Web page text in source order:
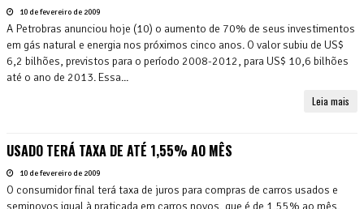
10 de fevereiro de 2009
A Petrobras anunciou hoje (10) o aumento de 70% de seus investimentos
em gás natural e energia nos próximos cinco anos. O valor subiu de US$
6,2 bilhões, previstos para o período 2008-2012, para US$ 10,6 bilhões
até o ano de 2013. Essa...
Leia mais
USADO TERÁ TAXA DE ATÉ 1,55% AO MÊS
10 de fevereiro de 2009
O consumidor final terá taxa de juros para compras de carros usados e
seminovos igual à praticada em carros novos, que é de 1,55% ao mês,